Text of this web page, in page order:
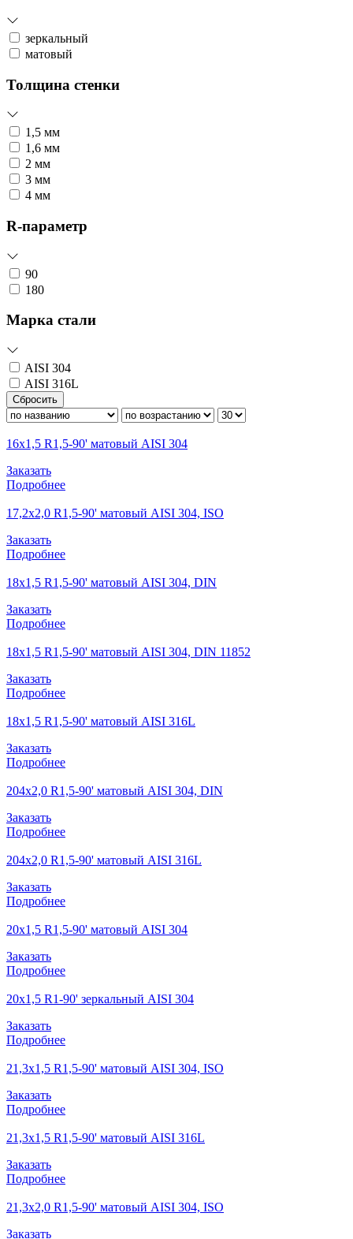
зеркальный
матовый
Толщина стенки
1,5 мм
1,6 мм
2 мм
3 мм
4 мм
R-параметр
90
180
Марка стали
AISI 304
AISI 316L
Сбросить
16х1,5 R1,5-90' матовый AISI 304
Заказать
Подробнее
17,2х2,0 R1,5-90' матовый AISI 304, ISO
Заказать
Подробнее
18х1,5 R1,5-90' матовый AISI 304, DIN
Заказать
Подробнее
18х1,5 R1,5-90' матовый AISI 304, DIN 11852
Заказать
Подробнее
18х1,5 R1,5-90' матовый AISI 316L
Заказать
Подробнее
204х2,0 R1,5-90' матовый AISI 304, DIN
Заказать
Подробнее
204х2,0 R1,5-90' матовый AISI 316L
Заказать
Подробнее
20х1,5 R1,5-90' матовый AISI 304
Заказать
Подробнее
20х1,5 R1-90' зеркальный AISI 304
Заказать
Подробнее
21,3х1,5 R1,5-90' матовый AISI 304, ISO
Заказать
Подробнее
21,3х1,5 R1,5-90' матовый AISI 316L
Заказать
Подробнее
21,3х2,0 R1,5-90' матовый AISI 304, ISO
Заказать